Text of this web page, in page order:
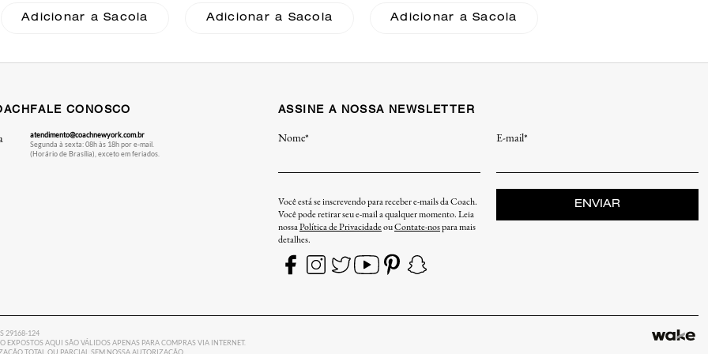
Adicionar a Sacola Adicionar a Sacola Adicionar a Sacola
FALE CONOSCO
atendimento@coachnewyork.com.br
Segunda à sexta: 08h às 18h por e-mail.
(Horário de Brasília), exceto em feriados.
ASSINE A NOSSA NEWSLETTER
Nome* E-mail*
Você está se inscrevendo para receber e-mails da Coach.
Você pode retirar seu e-mail a qualquer momento. Leia
nossaPolítica de PrivacidadeouContate-nospara mais
detalhes.
ENVIAR
29168-124
EXPOSTOS AQUI SÃO VÁLIDOS APENAS PARA COMPRAS VIA INTERNET.
TOTAL OU PARCIAL SEM NOSSA AUTORIZAÇÃO.